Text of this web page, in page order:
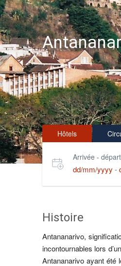
Hôtels
Arrivée - départ
dd/mm/yyyy -
Histoire
Antananarivo,
incontournables lors
Antananarivo ayant été